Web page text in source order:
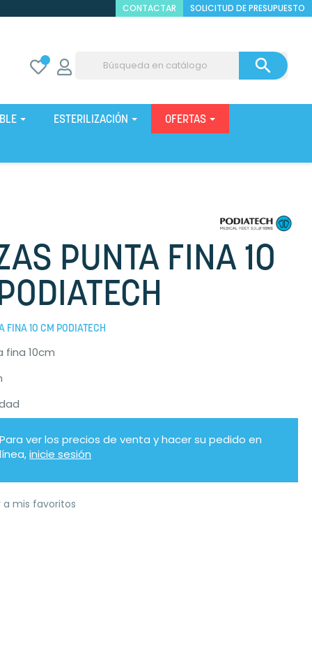
CONTACTAR SOLICITUD DE PRESUPUESTO

ESTERILIZACIÓN OFERTAS
PUNTA FINA 10
FINA 10 CM PODIATECH
fina 10cm
Para ver los precios de venta y hacer su pedido en
línea,inicie sesión
a mis favoritos